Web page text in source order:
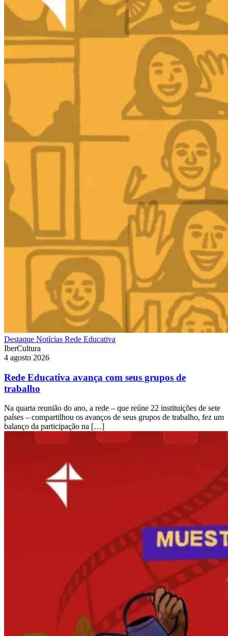
Destaque Notícias Rede Educativa
IberCultura
4 agosto 2026
Rede Educativa avança com seus grupos de
trabalho
Na quarta reunião do ano, a rede – que reúne 22 instituições de sete
países – compartilhou os avanços de seus grupos de trabalho, fez um
balanço da participação na […]